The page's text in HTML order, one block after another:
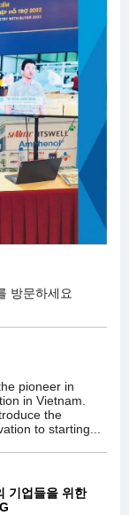
방문하세요
pioneer in
in Vietnam.
the
to starting...
기업들을 위한